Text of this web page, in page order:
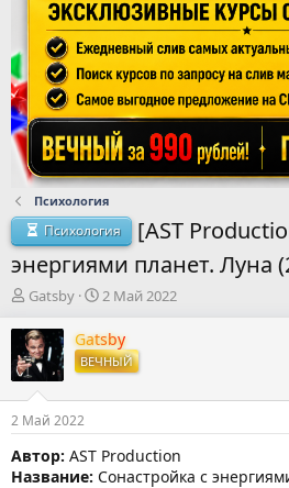
Психология
Психология
[AST
энергиями планет. Луна
А
т
о
р
т
е
м
ы
Gatsby
Д
т
а
н
а
л
а
2 Май 2022
Gatsby
ВЕЧНЫЙ
2 Май 2022
Автор: AST Production
Название: Сонастройка с